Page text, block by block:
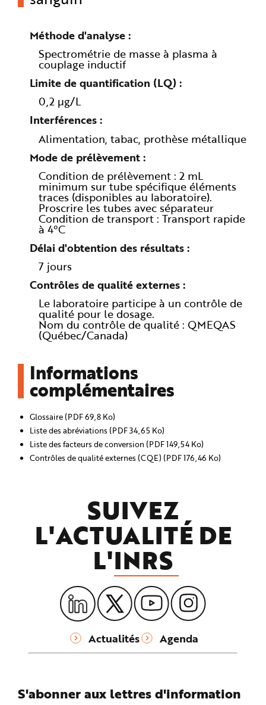
Méthode d'analyse
Spectrométrie de masse à plasma à
couplage inductif
Limite de quantification (LQ)
0,2 µg/L
Interférences
Alimentation, tabac, prothèse métallique
Mode de prélèvement
Condition de prélèvement : 2 mL
minimum sur tube spécifique éléments
traces (disponibles au laboratoire).
Proscrire les tubes avec séparateur
Condition de transport : Transport rapide
à 4°C
Délai d'obtention des résultats
7 jours
Contrôles de qualité externes
Le laboratoire participe à un contrôle de
qualité pour le dosage.
Nom du contrôle de qualité : QMEQAS
(Québec/Canada)
Informations
complémentaires
Glossaire (PDF 69,8 Ko)
Liste des abréviations (PDF 34,65 Ko)
Liste des facteurs de conversion (PDF 149,54 Ko)
Contrôles de qualité externes (CQE) (PDF 176,46 Ko)
SUIVEZ
L'ACTUALITÉ DE
L'INRS
Actualités Agenda
S'abonner aux lettres d'information